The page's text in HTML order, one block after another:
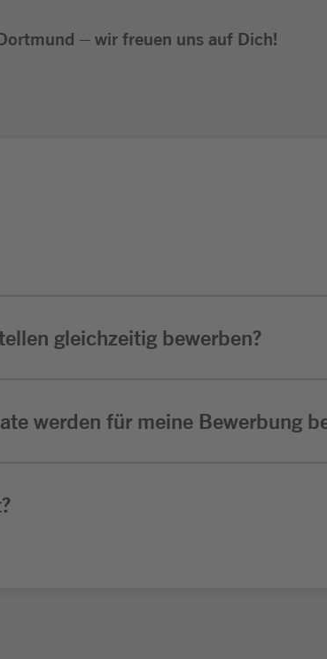
– wir freuen uns auf Dich!
gleichzeitig bewerben?
werden für meine Bewerbung